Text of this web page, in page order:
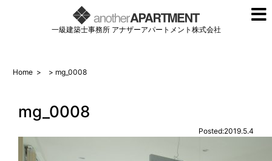
一級建築士事務所 アナザーアパートメント株式会社
Home > > mg_0008
mg_0008
Posted:2019.5.4